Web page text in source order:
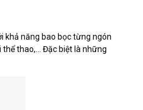
khả năng bao bọc từng ngón
thể thao,… Đặc biệt là những